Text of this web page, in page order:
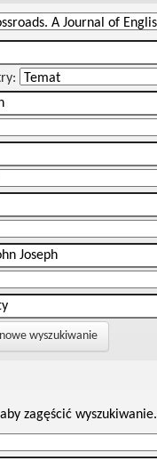
wyszukiwanie
zagęścić wyszukiwanie.